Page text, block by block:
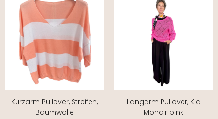
Kurzarm Pullover, Streifen,
Baumwolle
Langarm Pullover, Kid
Mohair pink